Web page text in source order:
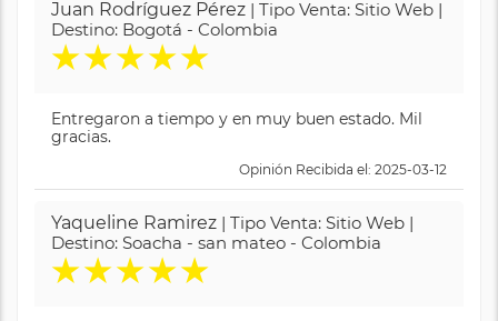
Juan Rodríguez Pérez | Tipo Venta: Sitio Web |
Destino: Bogotá - Colombia
★★★★★
Entregaron a tiempo y en muy buen estado. Mil
gracias.
Opinión Recibida el: 2025-03-12
Yaqueline Ramirez | Tipo Venta: Sitio Web |
Destino: Soacha - san mateo - Colombia
★★★★★